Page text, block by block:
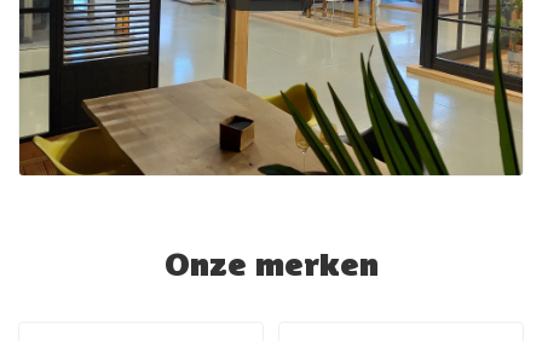
Onze merken